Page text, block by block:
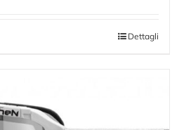
Dettagli